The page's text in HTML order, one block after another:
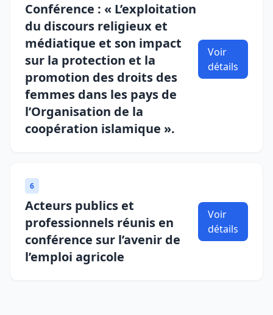
Conférence : « L’exploitation
du discours religieux et
médiatique et son impact
sur la protection et la
promotion des droits des
femmes dans les pays de
l’Organisation de la
coopération islamique ».
Voir
détails
6
Acteurs publics et
professionnels réunis en
conférence sur l’avenir de
l’emploi agricole
Voir
détails